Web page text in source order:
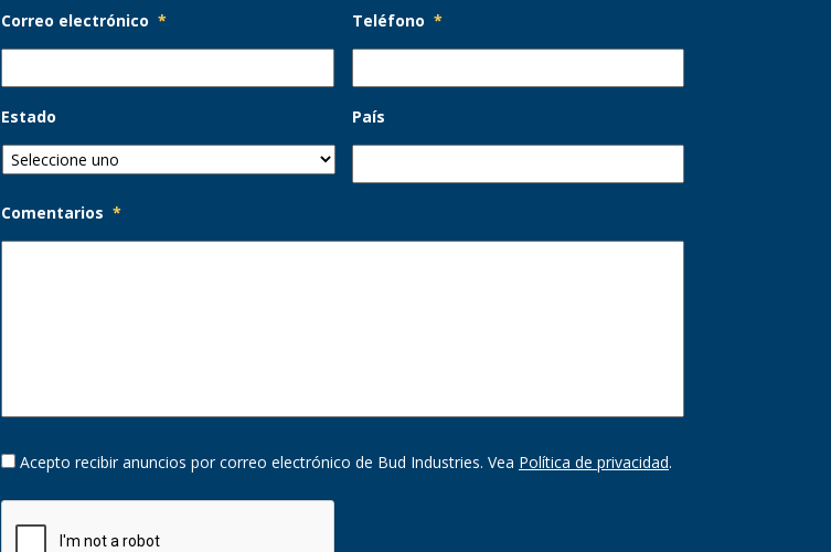
Correo electrónico * Teléfono *
Estado País
Comentarios *
Opción
deAcepto recibir anuncios por correo electrónico de Bud Industries. Vea Política de privacidad.
CAPTCHA